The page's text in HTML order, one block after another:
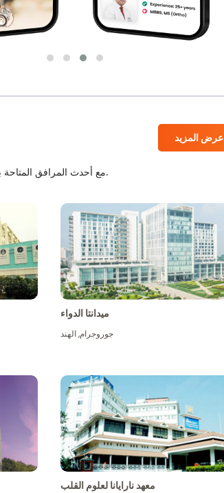
عرض المزيد
المستشفيات المعتمدة من JCI و NABH مع أحدث المرافق المتاحة بأسعار معقولة إلى جانب أفضل الطاقم الطبي.
ميدانتا الدواء
جوروجرام,الهند
معهد نارايانا لعلوم القلب